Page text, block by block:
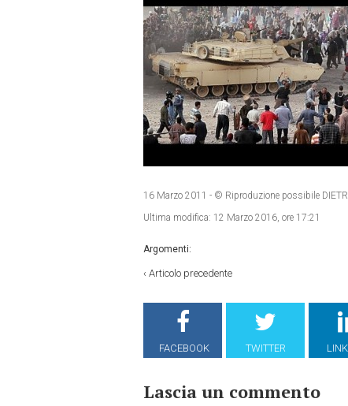
16 Marzo 2011 - © Riproduzione possibile
Ultima modifica: 12 Marzo 2016, ore 17:21
Argomenti:
‹ Articolo precedente
FACEBOOK TWITTER
Lascia un commento